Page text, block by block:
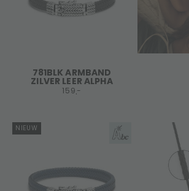
781BLK ARMBAND
ZILVER LEER ALPHA
159,-
NIEUW